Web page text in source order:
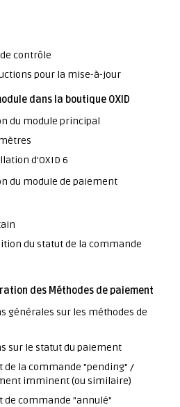
contrôle
pour la mise-à-jour
dans la boutique OXID
du module principal
d'OXID 6
du module de paiement
du statut de la commande
des Méthodes de paiement
générales sur les méthodes de
sur le statut du paiement
de la commande "pending" /
imminent (ou similaire)
de commande "annulé"